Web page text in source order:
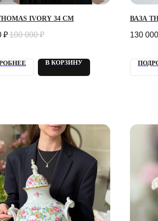
IVORY 34 СМ
₽100 000 ₽
В КОРЗИНУ
ВАЗА
130 000